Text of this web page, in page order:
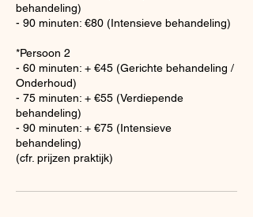
behandeling)
- 90 minuten: €80 (Intensieve behandeling)
*Persoon 2
- 60 minuten: + €45 (Gerichte behandeling /
Onderhoud)
- 75 minuten: + €55 (Verdiepende
behandeling)
- 90 minuten: + €75 (Intensieve
behandeling)
(cfr. prijzen praktijk)